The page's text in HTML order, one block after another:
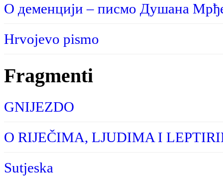
О деменцији – писмо Душана
Hrvojevo pismo
Fragmenti
GNIJEZDO
O RIJEČIMA, LJUDIMA I
Sutjeska